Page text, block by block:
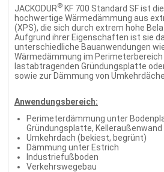
JACKODUR®KF 700 Standard SF ist
hochwertige Wärmedämmung aus
(XPS), die sich durch extrem hohe
Aufgrund ihrer Eigenschaften ist sie
unterschiedliche Bauanwendungen
Wärmedämmung im
lastabtragenden Gründungsplatte
sowie zur Dämmung von
Anwendungsbereich:
Perimeterdämmung unter
Gründungsplatte, Kelleraußenwand
Umkehrdach (bekiest, begrünt)
Dämmung unter Estrich
Industriefußboden
Verkehrswegebau